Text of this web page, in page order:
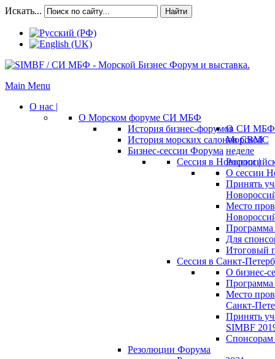
Искать... Найти
Main Menu
О нас |
О Морском форуме СИ МБФ
История бизнес-форумов СИ МБФ
История морских салонов СВМС
Бизнес-сессии Форума
Сессия в
О сессии
Принять
Место
Программа
Для
Итоговый
Сессия в Санкт-
О бизнес-
Программа
Место
Санкт-
Принять
SIMBF
Спонсорам
Резолюции Форума
О
Морской
неделе
России |